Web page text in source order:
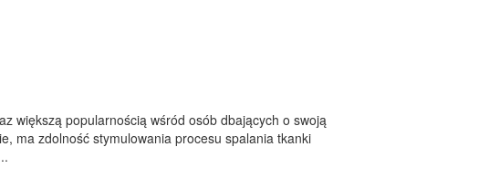
większą popularnością wśród osób dbających o swoją
ma zdolność stymulowania procesu spalania tkanki